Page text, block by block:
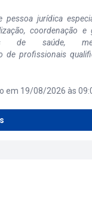
pessoa jurídica
coordenação e
de saúde,
de profissionais
em 19/08/2026 às